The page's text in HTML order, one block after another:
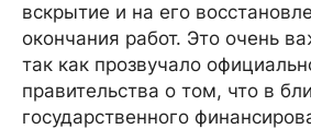
вскрытие и на его
окончания работ. Это очень
так как прозвучало
правительства о том, что в
государственного